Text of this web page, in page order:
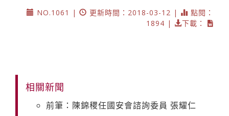
NO.1061 |
更新時間：2018-03-12 |
點閱：
1894 |
下載：
相關新聞
前筆：陳錦稷任國安會諮詢委員 張耀仁